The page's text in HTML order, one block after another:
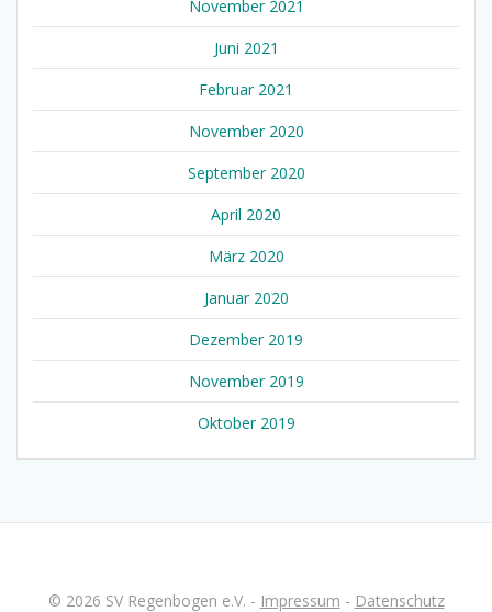
November 2021
Juni 2021
Februar 2021
November 2020
September 2020
April 2020
März 2020
Januar 2020
Dezember 2019
November 2019
Oktober 2019
© 2026 SV Regenbogen e.V. - Impressum - Datenschutz